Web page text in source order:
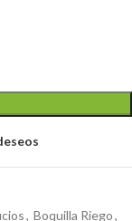
, Boquilla Riego,